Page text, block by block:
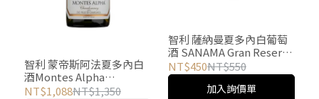
智利 蒙帝斯阿法夏多內白
酒Montes Alpha
Chardonnay
NT$1,088NT$1,350
智利 薩納曼夏多內白葡萄
酒 SANAMA Gran Reserva
Chardonnay
NT$450NT$550
加入詢價單